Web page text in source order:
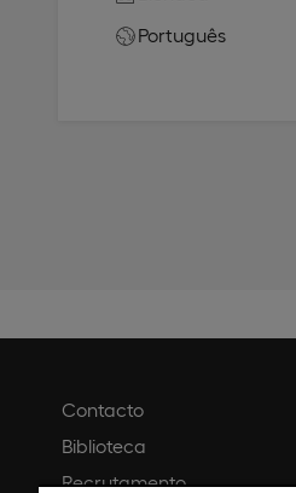
Português
Contacto
Biblioteca
Recrutamento